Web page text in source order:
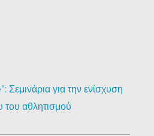
για την ενίσχυση
του αθλητισμού